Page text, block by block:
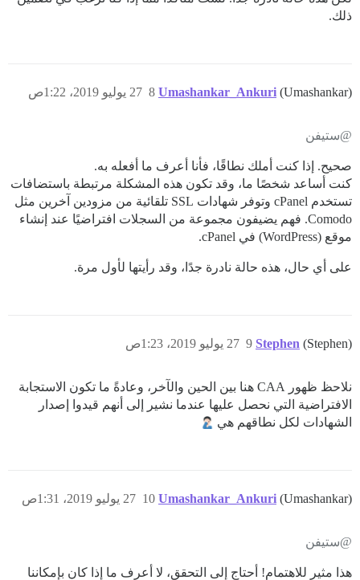
ذلك.
Umashankar_Ankuri (Umashankar) 27 يوليو 2019، 1:22ص 8
@ستيفن
صحيح. إذا كنت أملك نطاقًا، فأنا أعرف ما أفعله به.
كنت أساعد شخصًا ما، وقد تكون هذه المشكلة مرتبطة باستضافات
تستخدم cPanel وتوفر شهادات SSL تلقائية من مزودين آخرين مثل
Comodo. فهم يضيفون مجموعة من السجلات افتراضيًا عند إنشاء
موقع (WordPress) في cPanel.
على أي حال، هذه حالة نادرة جدًا، وقد رأيتها لأول مرة.
Stephen (Stephen) 27 يوليو 2019، 1:23ص 9
نلاحظ ظهور CAA هنا بين الحين والآخر، وعادةً ما تكون الاستجابة
الافتراضية التي نحصل عليها عندما نشير إلى أنهم قيدوا إصدار
الشهادات لكل نطاقهم هي
Umashankar_Ankuri (Umashankar) 27 يوليو 2019، 1:31ص 10
@ستيفن
هذا مثير للاهتمام! أحتاج إلى التحقق، لا أعرف ما إذا كان بإمكاننا